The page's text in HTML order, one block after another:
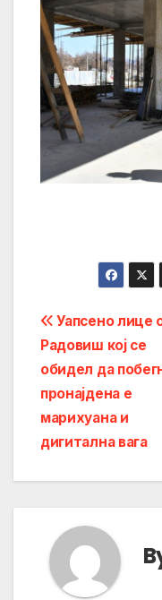
Post
Уапсено лице
Радовиш кој се
обидел да
пронајдена е
марихуана и
дигитална вага